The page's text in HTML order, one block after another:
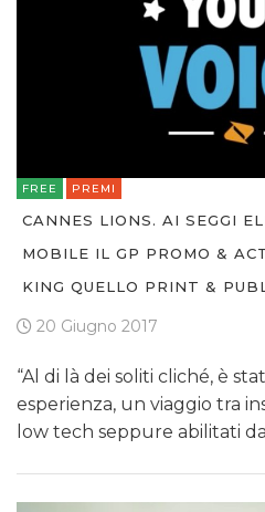
FREE PREMI
CANNES LIONS. AI SEGGI
MOBILE IL GP PROMO &
KING QUELLO PRINT &
20 Giugno 2017
“Al di là dei soliti cliché, è
esperienza, un viaggio tra
low tech seppure abilitati